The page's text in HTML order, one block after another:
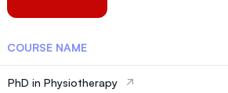
COURSE NAME
PhD in Physiotherapy